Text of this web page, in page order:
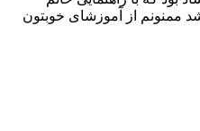
ممنونم از آموزشای خوبتون